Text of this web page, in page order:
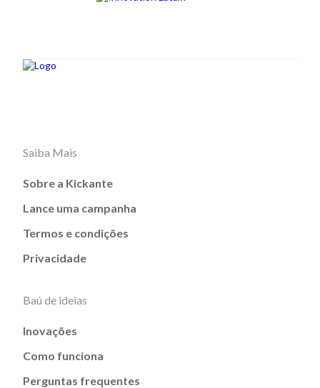
Saiba Mais
Sobre a Kickante
Lance uma campanha
Termos e condições
Privacidade
Baú de ideias
Inovações
Como funciona
Perguntas frequentes